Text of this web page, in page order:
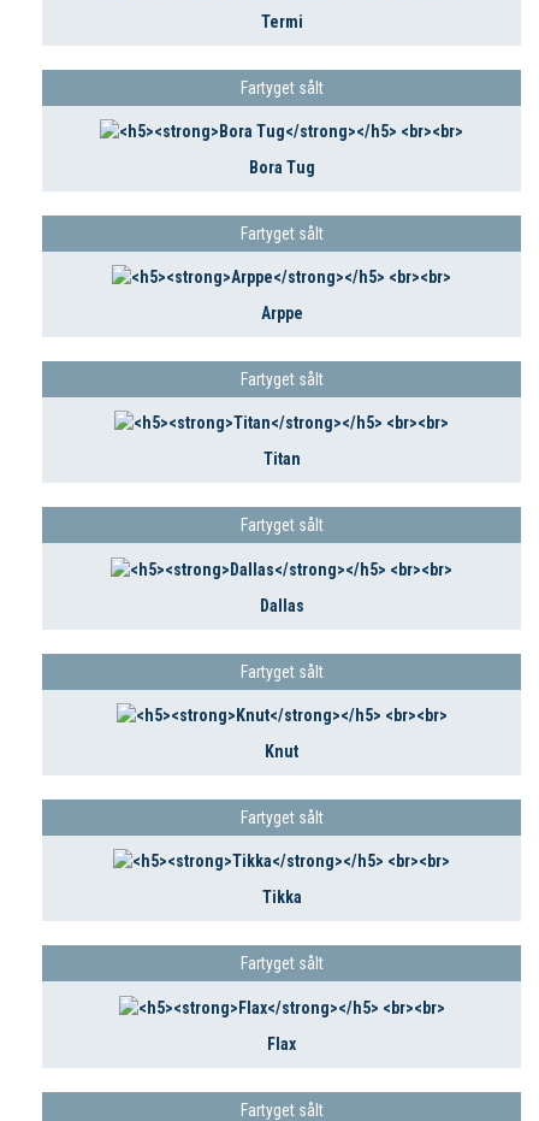
Termi
Fartyget sålt
Bora Tug
Fartyget sålt
Arppe
Fartyget sålt
Titan
Fartyget sålt
Dallas
Fartyget sålt
Knut
Fartyget sålt
Tikka
Fartyget sålt
Flax
Fartyget sålt